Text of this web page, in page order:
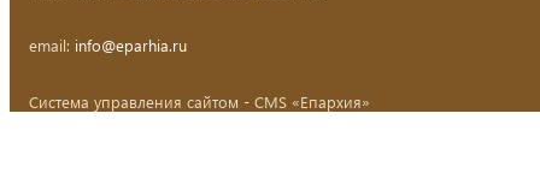
email: info@eparhia.ru
Система управления сайтом - CMS «Епархия»